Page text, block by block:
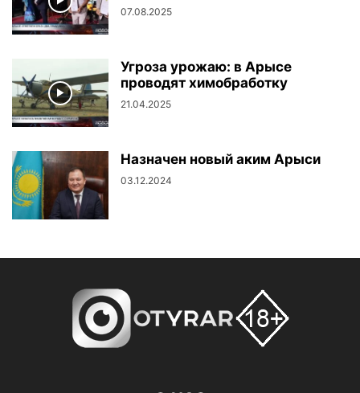
07.08.2025
Угроза урожаю: в Арысе
проводят химобработку
21.04.2025
Назначен новый аким Арыси
03.12.2024